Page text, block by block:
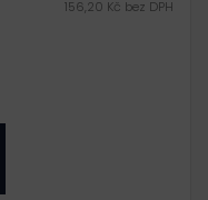
156,20 Kč bez DPH